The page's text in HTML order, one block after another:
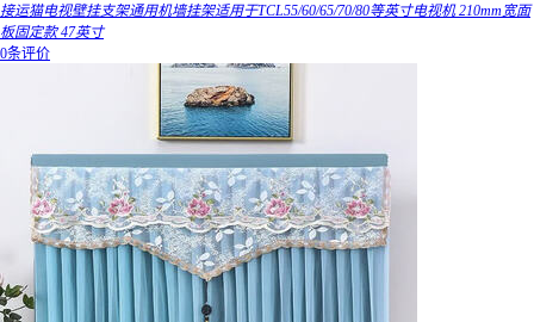
接运猫电视壁挂支架通用机墙挂架适用于TCL55/60/65/70/80等英寸电视机 210mm宽面
板固定款 47英寸
0条评价